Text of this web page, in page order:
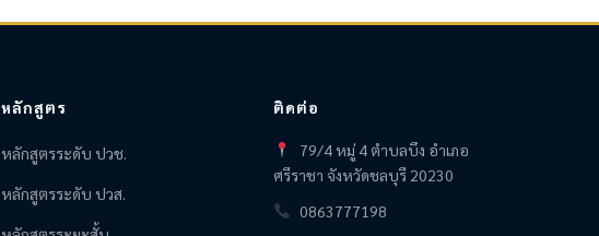
หลักสูตร
หลักสูตรระดับ ปวช.
หลักสูตรระดับ ปวส.
ติดต่อ
79/4 หมู่ 4 ตำบลบึง อำเภอ
ศรีราชา จังหวัดชลบุรี 20230
0863777198